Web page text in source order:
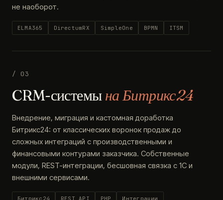
не наоборот.
ELMA365 DirectumRX SimpleOne BPMN ITSM
/ 03
CRM-системына Битрикс24
Внедрение, миграция и кастомная доработка
Битрикс24: от классических воронок продаж до
сложных интеграций с производственными и
финансовыми контурами заказчика. Собственные
модули, REST-интеграции, бесшовная связка с 1С и
внешними сервисами.
Битрикс24 REST API PHP Интеграции